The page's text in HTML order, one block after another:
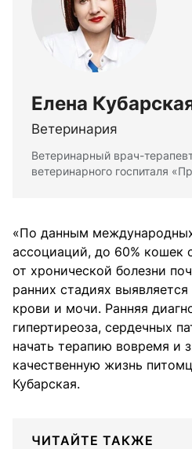
Елена
Ветеринария
Ветеринарный врач-
ветеринарного госпиталя
«По данным
ассоциаций, до 60% кошек
от хронической болезни
ранних стадиях
крови и мочи. Ранняя
гипертиреоза, сердечных
начать терапию вовремя и
качественную жизнь
Кубарская.
ЧИТАЙТЕ ТАКЖЕ